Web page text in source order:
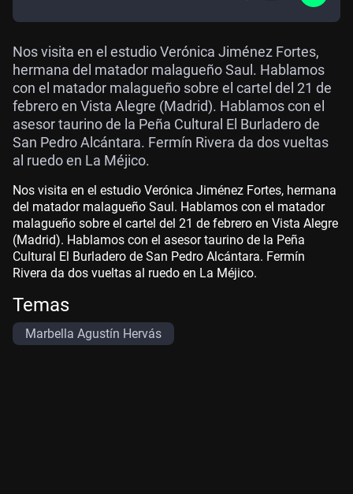
Nos visita en el estudio Verónica Jiménez Fortes,
hermana del matador malagueño Saul. Hablamos
con el matador malagueño sobre el cartel del 21 de
febrero en Vista Alegre (Madrid). Hablamos con el
asesor taurino de la Peña Cultural El Burladero de
San Pedro Alcántara. Fermín Rivera da dos vueltas
al ruedo en La Méjico.
Nos visita en el estudio Verónica Jiménez Fortes, hermana
del matador malagueño Saul. Hablamos con el matador
malagueño sobre el cartel del 21 de febrero en Vista Alegre
(Madrid). Hablamos con el asesor taurino de la Peña
Cultural El Burladero de San Pedro Alcántara. Fermín
Rivera da dos vueltas al ruedo en La Méjico.
Temas
Marbella Agustín Hervás